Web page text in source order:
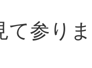
て参り